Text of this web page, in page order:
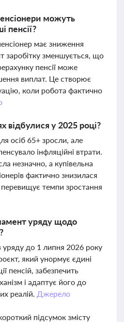
можуть
пенсії?
має зниження
заробітку зменшується, що
пенсії може
виплат. Це створює
коли робота фактично
відбулися у 2025 році?
осіб 65+ зросли, але
інфляційні втрати.
незначно, а купівельна
фактично знизилася
темпи зростання
уряду щодо
до 1 липня 2026 року
який унормує єдині
пенсій, забезпечить
і адаптує його до
реалій. Джерело
підсумок змісту